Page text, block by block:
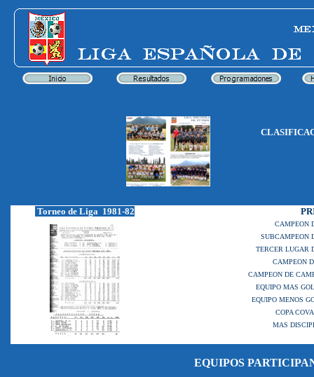
Torneo de Liga 1981-82
CAMPEON
SUBCAMPEON
TERCER
CAMPEON
CAMPEON DE
EQUIPO MAS
EQUIPO MENOS
COPA
MAS
EQUIPOS